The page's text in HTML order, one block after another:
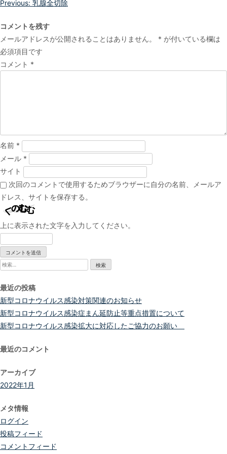
投
ナ
ビ
ゲ
ー
Previous: 乳腺全切除
コメントを残す
メールアドレスが公開されることはありません。
* が付いている欄は
必須項目です
コメント *
名前 *
メール *
サイト
次回のコメントで使用するためブラウザーに自分の名前、メールア
ドレス、サイトを保存する。
上に表示された文字を入力してください。
検
最近の投稿
新型コロナウイルス感染対策関連のお知らせ
新型コロナウイルス感染症まん延防止等重点措置について
新型コロナウイルス感染拡大に対応したご協力のお願い
最近のコメント
アーカイブ
2022年1月
メタ情報
ログイン
投稿フィード
コメントフィード